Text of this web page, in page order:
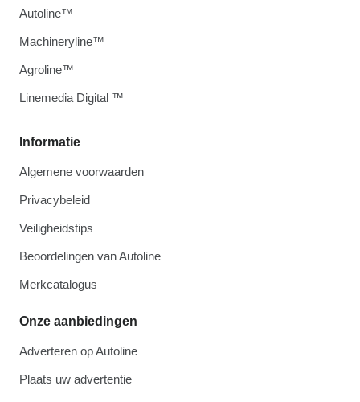
Informatie
Algemene voorwaarden
Privacybeleid
Veiligheidstips
Beoordelingen van Autoline
Merkcatalogus
Onze aanbiedingen
Adverteren op Autoline
Plaats uw advertentie
Autoline™
Machineryline™
Agroline™
Linemedia Digital ™